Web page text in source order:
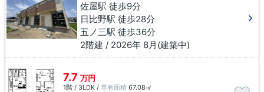
佐屋駅 徒歩9分
日比野駅 徒歩28分
五ノ三駅 徒歩36分
2階建 / 2026年 8月(建築中)
7.7 万円
1階 / 3LDK / 専有面積 67.08㎡